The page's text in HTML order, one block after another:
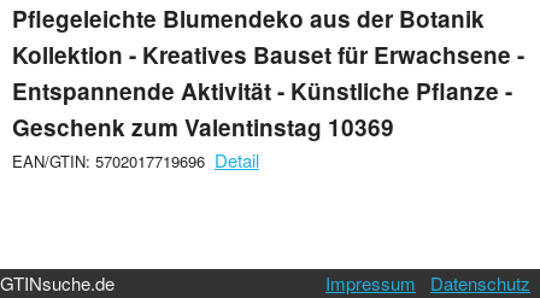
Pflegeleichte Blumendeko aus der Botanik
Kollektion - Kreatives Bauset für Erwachsene -
Entspannende Aktivität - Künstliche Pflanze -
Geschenk zum Valentinstag 10369
EAN/GTIN: 5702017719696 Detail
GTINsuche.de Impressum Datenschutz